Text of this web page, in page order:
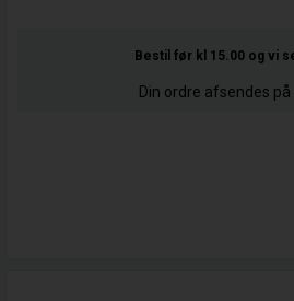
Bestil før kl 15.00 og vi
Din ordre afsendes